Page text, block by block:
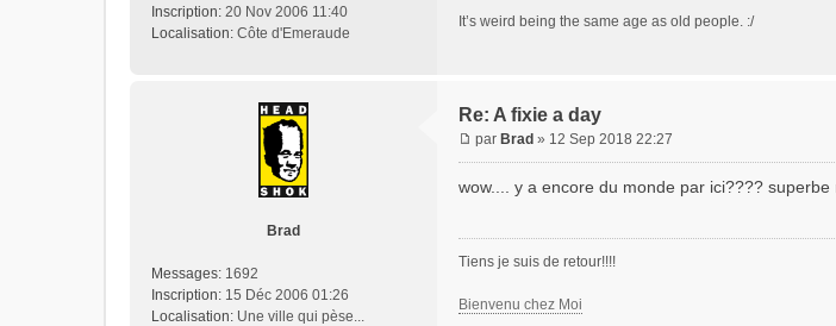
Inscription: 20 Nov 2006 11:40
Localisation: Côte d'Emeraude
It’s weird being the same age as old people. :/
Brad
Messages: 1692
Inscription: 15 Déc 2006 01:26
Localisation: Une ville qui pèse...
Re: A fixie a day
par Brad » 12 Sep 2018 22:27
wow.... y a encore du monde par ici???? superbe
Tiens je suis de retour!!!!
Bienvenu chez Moi